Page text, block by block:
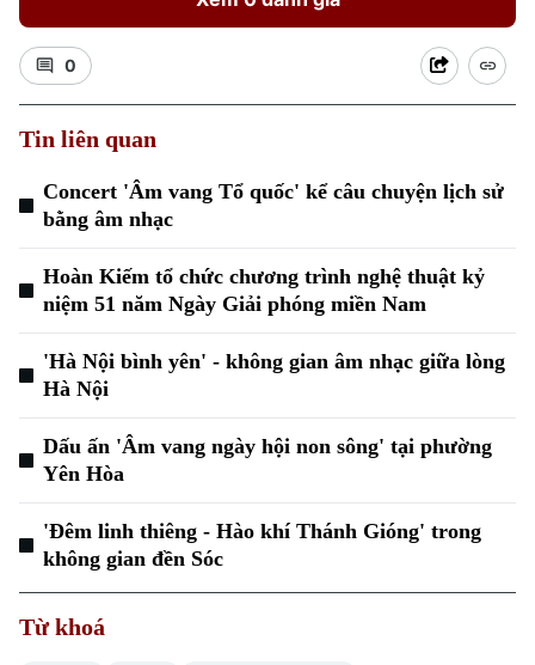
Xu hướng
0
Tin liên quan
Concert 'Âm vang Tổ quốc' kể câu chuyện lịch sử
bằng âm nhạc
Hoàn Kiếm tổ chức chương trình nghệ thuật kỷ
niệm 51 năm Ngày Giải phóng miền Nam
'Hà Nội bình yên' - không gian âm nhạc giữa lòng
Hà Nội
Dấu ấn 'Âm vang ngày hội non sông' tại phường
Yên Hòa
'Đêm linh thiêng - Hào khí Thánh Gióng' trong
không gian đền Sóc
Từ khoá